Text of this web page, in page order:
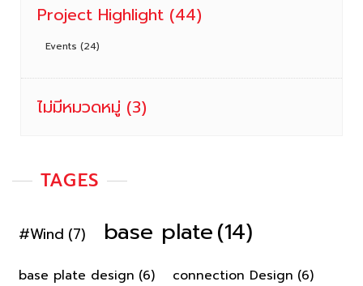
Project Highlight (44)
Events (24)
ไม่มีหมวดหมู่ (3)
TAGES
#Wind (7) base plate(14)
base plate design (6) connection Design (6)